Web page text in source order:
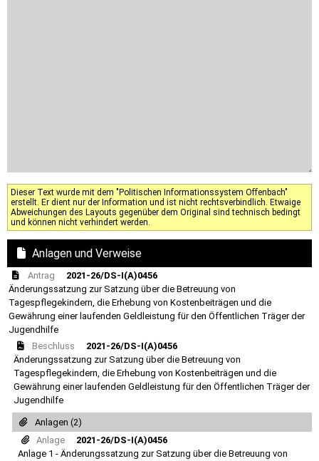
Dieser Text wurde mit dem "Politischen Informationssystem Offenbach"
erstellt. Er dient nur der Information und ist nicht rechtsverbindlich. Etwaige
Abweichungen des Layouts gegenüber dem Original sind technisch bedingt
und können nicht verhindert werden.
Anlagen und Verweise
Antrag
2021-26/DS-I(A)0456
Änderungssatzung zur Satzung über die Betreuung von
Tagespflegekindern, die Erhebung von Kostenbeiträgen und die
Gewährung einer laufenden Geldleistung für den Öffentlichen Träger der
Jugendhilfe
Beschluss
2021-26/DS-I(A)0456
Änderungssatzung zur Satzung über die Betreuung von
Tagespflegekindern, die Erhebung von Kostenbeiträgen und die
Gewährung einer laufenden Geldleistung für den Öffentlichen Träger der
Jugendhilfe
Anlagen (2)
Anlage
2021-26/DS-I(A)0456
Anlage 1 - Änderungssatzung zur Satzung über die Betreuung von